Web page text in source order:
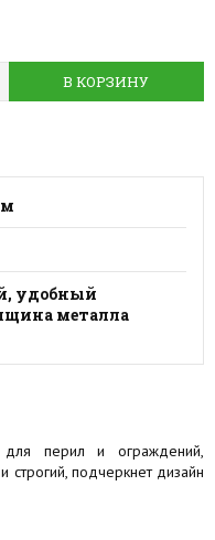
В КОРЗИНУ
удобный
металла
перил и ограждений,
строгий, подчеркнет дизайн